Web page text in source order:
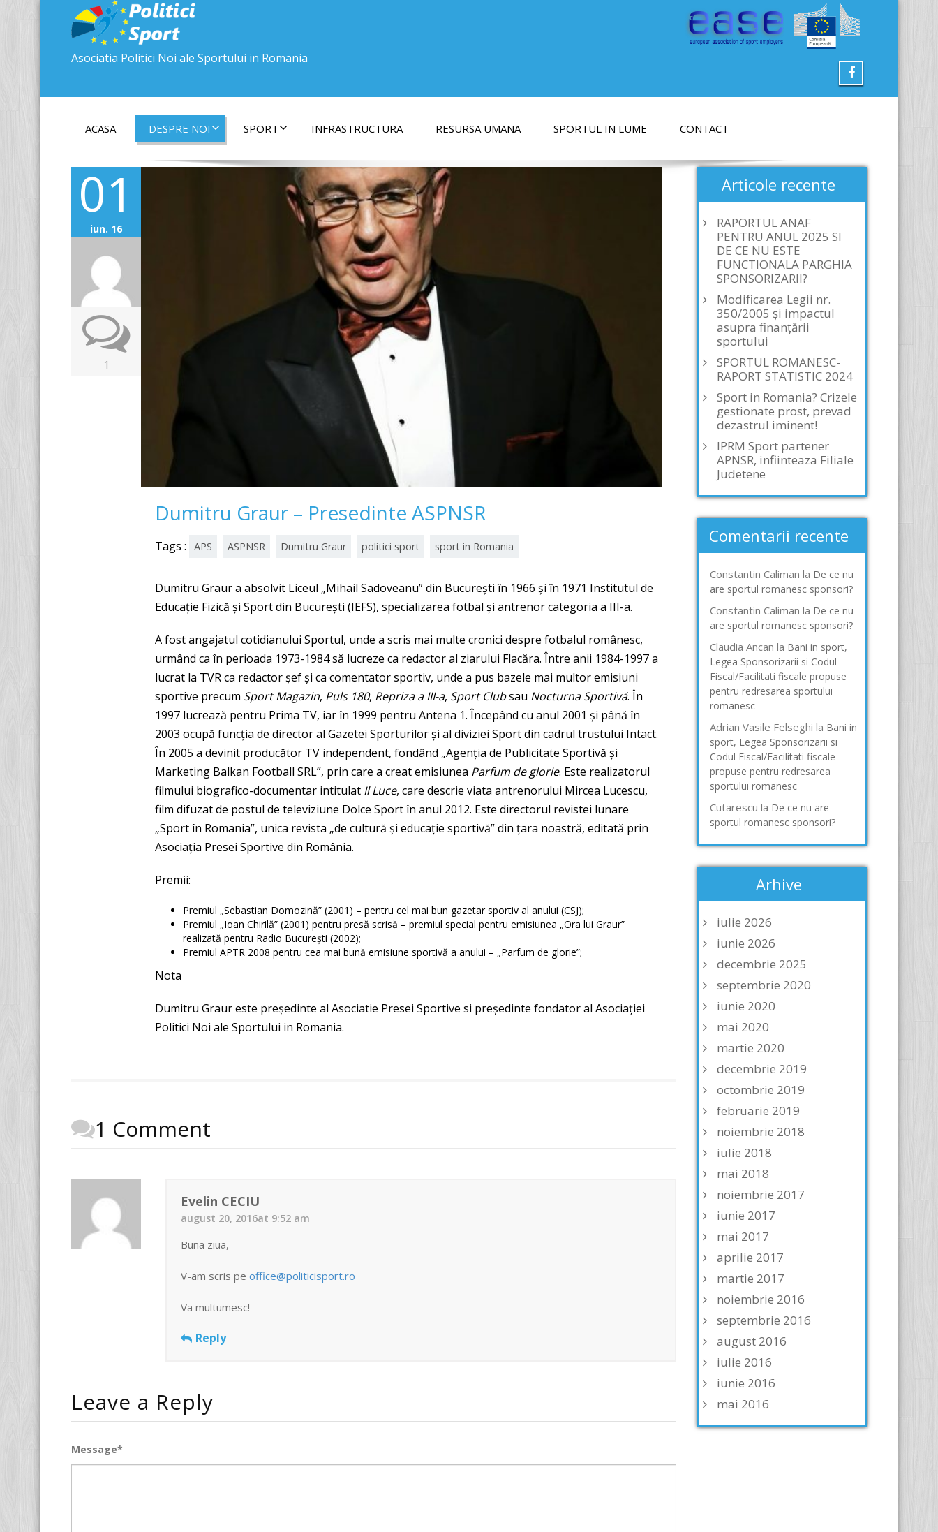
Asociatia Politici Noi ale Sportului in Romania
ACASA DESPRE NOI SPORT INFRASTRUCTURA RESURSA UMANA SPORTUL IN LUME CONTACT
01
iun. 16
1
Dumitru Graur – Presedinte ASPNSR
Tags : APS ASPNSR Dumitru Graur politici sport sport in Romania
Dumitru Graur a absolvit Liceul „Mihail Sadoveanu” din București în 1966 și în 1971 Institutul de
Educație Fizică și Sport din București (IEFS), specializarea fotbal și antrenor categoria a III-a.
A fost angajatul cotidianului Sportul, unde a scris mai multe cronici despre fotbalul românesc,
urmând ca în perioada 1973-1984 să lucreze ca redactor al ziarului Flacăra. Între anii 1984-1997 a
lucrat la TVR ca redactor șef și ca comentator sportiv, unde a pus bazele mai multor emisiuni
sportive precum Sport Magazin, Puls 180, Repriza a III-a, Sport Clubsau Nocturna Sportivă. În
1997 lucrează pentru Prima TV, iar în 1999 pentru Antena 1. Începând cu anul 2001 și până în
2003 ocupă funcția de director al Gazetei Sporturilor și al diviziei Sport din cadrul trustului Intact.
În 2005 a devinit producător TV independent, fondând „Agenția de Publicitate Sportivă și
Marketing Balkan Football SRL”, prin care a creat emisiunea Parfum de glorie. Este realizatorul
filmului biografico-documentar intitulat Il Luce, care descrie viata antrenorului Mircea Lucescu,
film difuzat de postul de televiziune Dolce Sport în anul 2012. Este directorul revistei lunare
„Sport în Romania”, unica revista „de cultură și educație sportivă” din țara noastră, editată prin
Asociația Presei Sportive din România.
Premii:
Premiul „Sebastian Domozină” (2001) – pentru cel mai bun gazetar sportiv al anului (CSJ);
Premiul „Ioan Chirilă” (2001) pentru presă scrisă – premiul special pentru emisiunea „Ora lui Graur”
realizată pentru Radio București (2002);
Premiul APTR 2008 pentru cea mai bună emisiune sportivă a anului – „Parfum de glorie”;
Nota
Dumitru Graur este președinte al Asociatie Presei Sportive si preşedinte fondator al Asociaţiei
Politici Noi ale Sportului in Romania.
1 Comment
Evelin CECIU
august 20, 2016at 9:52 am
Buna ziua,
V-am scris pe office@politicisport.ro
Va multumesc!
Reply
Leave a Reply
Message*
Articole recente
RAPORTUL ANAF
PENTRU ANUL 2025 SI
DE CE NU ESTE
FUNCTIONALA PARGHIA
SPONSORIZARII?
Modificarea Legii nr.
350/2005 și impactul
asupra finanțării
sportului
SPORTUL ROMANESC-
RAPORT STATISTIC 2024
Sport in Romania? Crizele
gestionate prost, prevad
dezastrul iminent!
IPRM Sport partener
APNSR, infiinteaza Filiale
Judetene
Comentarii recente
Constantin Caliman la De ce nu
are sportul romanesc sponsori?
Constantin Caliman la De ce nu
are sportul romanesc sponsori?
Claudia Ancan la Bani in sport,
Legea Sponsorizarii si Codul
Fiscal/Facilitati fiscale propuse
pentru redresarea sportului
romanesc
Adrian Vasile Felseghi la Bani in
sport, Legea Sponsorizarii si
Codul Fiscal/Facilitati fiscale
propuse pentru redresarea
sportului romanesc
Cutarescu la De ce nu are
sportul romanesc sponsori?
Arhive
iulie 2026
iunie 2026
decembrie 2025
septembrie 2020
iunie 2020
mai 2020
martie 2020
decembrie 2019
octombrie 2019
februarie 2019
noiembrie 2018
iulie 2018
mai 2018
noiembrie 2017
iunie 2017
mai 2017
aprilie 2017
martie 2017
noiembrie 2016
septembrie 2016
august 2016
iulie 2016
iunie 2016
mai 2016